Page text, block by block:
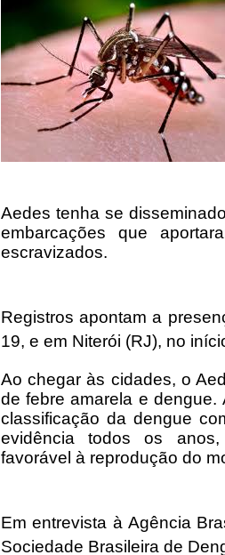
Aedes tenha se
embarcações que
escravizados.
Registros apontam a
19, e em Niterói (RJ), no
Ao chegar às cidades, o
de febre amarela e
classificação da dengue
evidência todos os
favorável à reprodução do
Em entrevista à Agência
Sociedade Brasileira de